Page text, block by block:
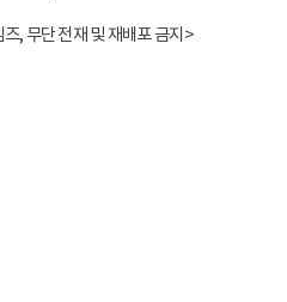
, 무단 전재 및 재배포 금지>